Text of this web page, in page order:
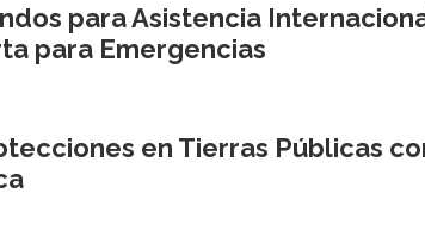
para Asistencia
para Emergencias
en Tierras Públicas